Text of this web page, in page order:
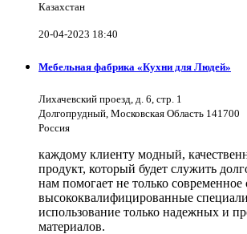
Казахстан
20-04-2023 18:40
Мебельная фабрика «Кухни для Людей»
Лихачевский проезд, д. 6, стр. 1
Долгопрудный, Московская Область 141700
Россия
каждому клиенту модный,
продукт, который будет служить
нам помогает не только современное
высококвалифицированные
использование только надежных и
материалов.